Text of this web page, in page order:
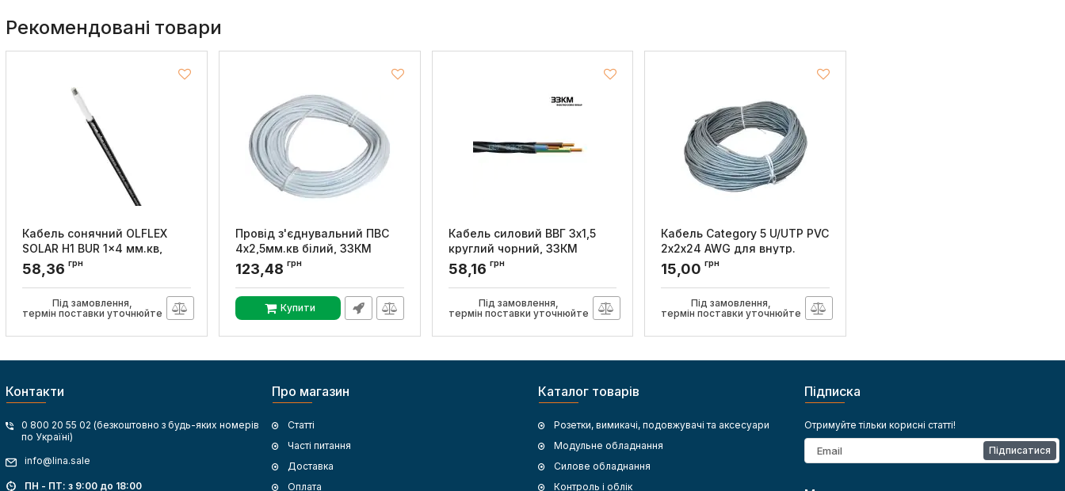
Рекомендовані товари
Кабель cонячний OLFLEX
SOLAR H1 BUR 1x4 мм.кв,
чорний, Lapp Kabel
Артикул:
58,36 грн
Під замовлення,
термін поставки уточнюйте
Провід з'єднувальний ПВС
4x2,5мм.кв білий, ЗЗКМ
Артикул:705802
123,48 грн
Купити
Кабель силовий ВВГ 3x1,5
круглий чорний, ЗЗКМ
Артикул: 702999
58,16 грн
Під замовлення,
термін поставки уточнюйте
Кабель Category 5 U/UTP PVC
2х2х24 AWG для внутр.
робіт, ЗЗКМ
Артикул:
15,00грн
Під замовлення,
термін поставки уточнюйте
Контакти
0 800 20 55 02 (безкоштовно з будь-яких номерів
по Україні)
info@lina.sale
ПН - ПТ: з 9:00 до 18:00
Про магазин
Статті
Часті питання
Доставка
Оплата
Каталог товарів
Розетки, вимикачі, подовжувачі та аксесуари
Модульне обладнання
Силове обладнання
Контроль і облік
Підписка
Отримуйте тільки корисні статті!
Підписатися